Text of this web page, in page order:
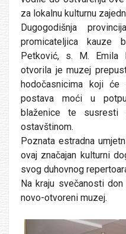
za lokalnu kulturnu
Dugogodišnja
promicateljica kauze
Petković, s. M. Emila
otvorila je muzej
hodočasnicima koji
postava moći u
blaženice te susresti
ostavštinom.
Poznata estradna
ovaj značajan kulturni
svog duhovnog
Na kraju svečanosti
novo-otvoreni muzej.